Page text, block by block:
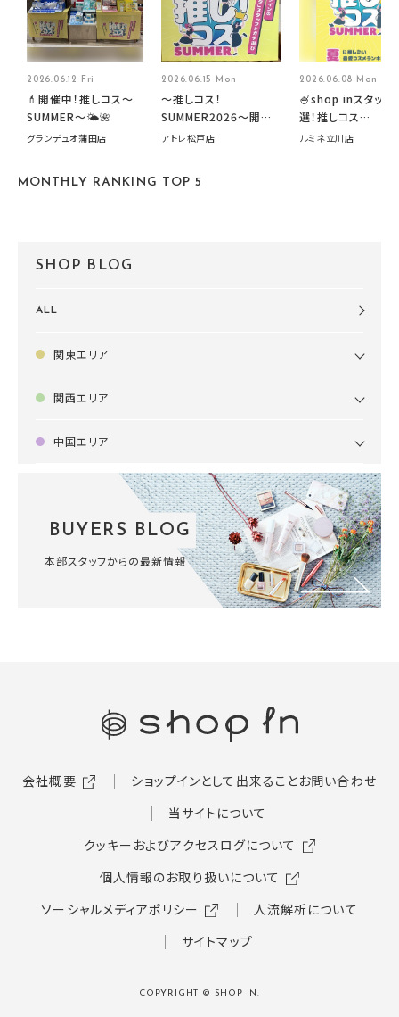
2026.06.12 Fri
💄開催中！推しコス〜
SUMMER〜🌤️🌺
グランデュオ蒲田店
2026.06.15 Mon
～推しコス！
SUMMER2026～開催
中です！
アトレ松戸店
2026.06.08 Mon
🍧shop inスタッフ
選！推しコス
summer2026開催
ルミネ立川店
MONTHLY RANKING TOP 5
SHOP BLOG
ALL
関東エリア
関西エリア
中国エリア
BUYERS BLOG
本部スタッフからの最新情報
会社概要 ショップインとして出来ることお問い合わせ
当サイトについて
クッキーおよびアクセスログについて
個人情報のお取り扱いについて
ソーシャルメディアポリシー
人流解析について
サイトマップ
COPYRIGHT © SHOP IN.